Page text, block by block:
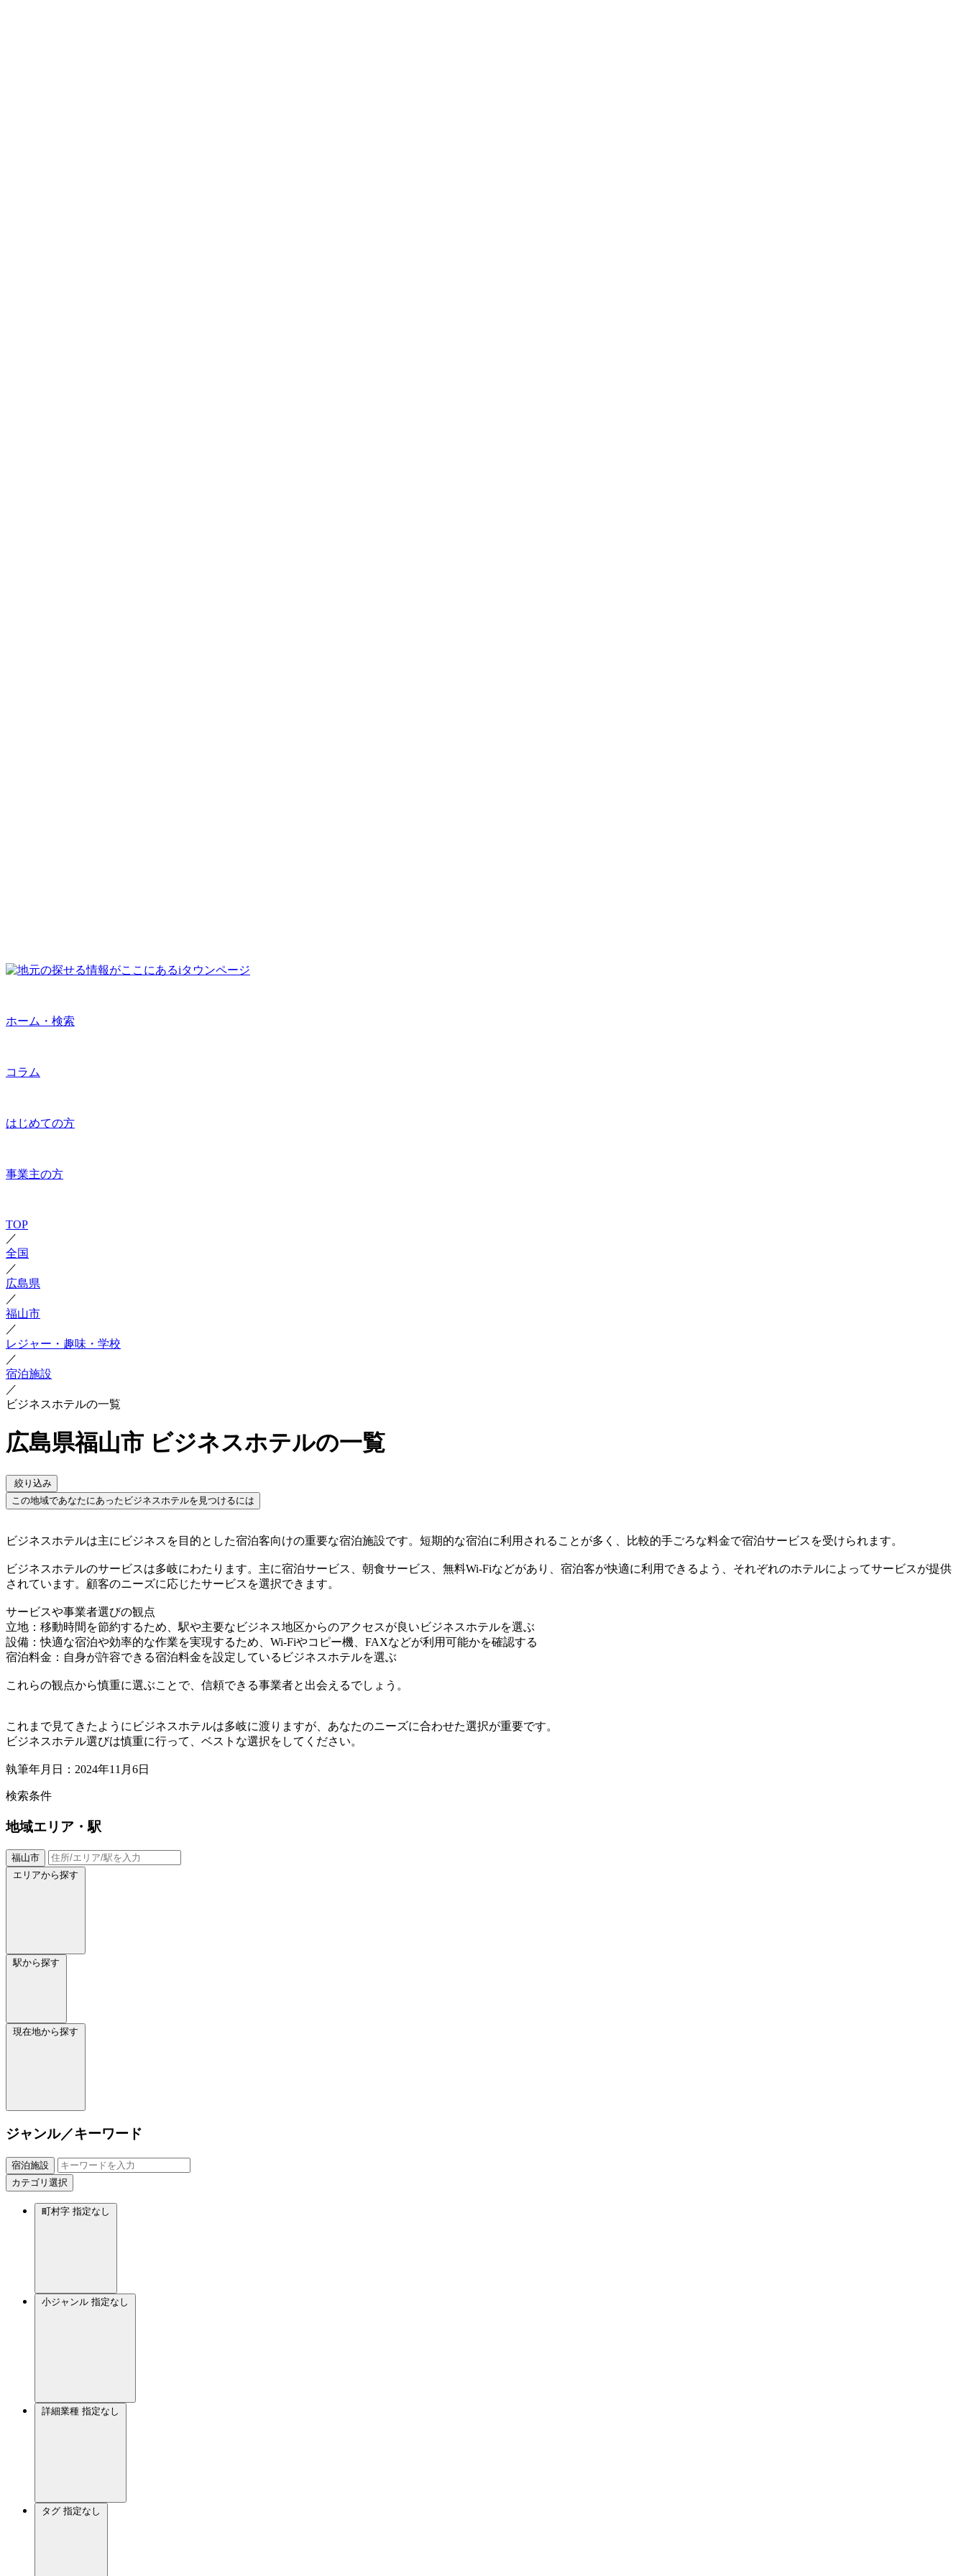
ホーム・検索
コラム
はじめての方
事業主の方
TOP
／
全国
／
広島県
／
福山市
／
レジャー・趣味・学校
／
宿泊施設
／
ビジネスホテルの一覧
広島県福山市 ビジネスホテルの一覧
絞り込み
この地域であなたにあったビジネスホテルを見つけるには
ビジネスホテルは主にビジネスを目的とした宿泊客向けの重要な宿泊施設です。短期的な宿泊に利用されることが多く、比較的手ごろな料金で宿泊サービスを受けられます。
ビジネスホテルのサービスは多岐にわたります。主に宿泊サービス、朝食サービス、無料Wi-Fiなどがあり、宿泊客が快適に利用できるよう、それぞれのホテルによってサービスが提供
されています。顧客のニーズに応じたサービスを選択できます。
サービスや事業者選びの観点
立地：移動時間を節約するため、駅や主要なビジネス地区からのアクセスが良いビジネスホテルを選ぶ
設備：快適な宿泊や効率的な作業を実現するため、Wi-Fiやコピー機、FAXなどが利用可能かを確認する
宿泊料金：自身が許容できる宿泊料金を設定しているビジネスホテルを選ぶ
これらの観点から慎重に選ぶことで、信頼できる事業者と出会えるでしょう。
これまで見てきたようにビジネスホテルは多岐に渡りますが、あなたのニーズに合わせた選択が重要です。
ビジネスホテル選びは慎重に行って、ベストな選択をしてください。
執筆年月日：2024年11月6日
検索条件
地域エリア・駅
福山市
エリアから探す
駅から探す
現在地から探す
ジャンル／キーワード
宿泊施設
カテゴリ選択
町村字 指定なし
小ジャンル 指定なし
詳細業種 指定なし
タグ 指定なし